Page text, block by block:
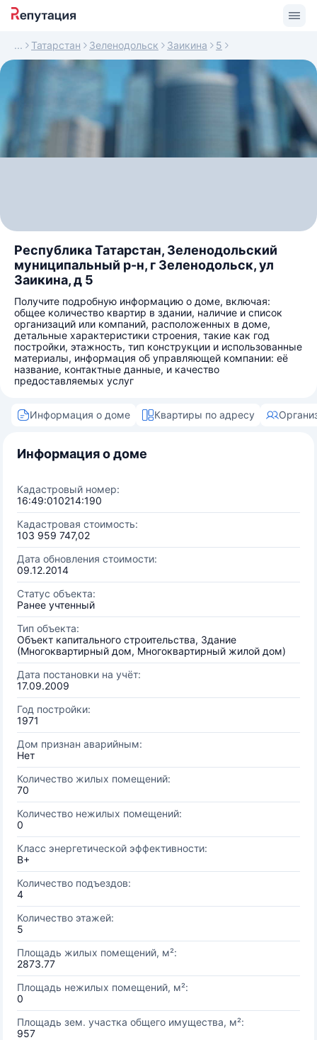
Татарстан Зеленодольск Заикина 5
Республика Татарстан, Зеленодольский
муниципальный р-н, г Зеленодольск, ул
Заикина, д 5
Получите подробную информацию о доме, включая:
общее количество квартир в здании, наличие и список
организаций или компаний, расположенных в доме,
детальные характеристики строения, такие как год
постройки, этажность, тип конструкции и использованные
материалы, информация об управляющей компании: её
название, контактные данные, и качество
предоставляемых услуг
Информация о доме Квартиры по адресу
Информация о доме
Кадастровый номер:
16:49:010214:190
Кадастровая стоимость:
103 959 747,02
Дата обновления стоимости:
09.12.2014
Статус объекта:
Ранее учтенный
Тип объекта:
Объект капитального строительства, Здание
(Многоквартирный дом, Многоквартирный жилой дом)
Дата постановки на учёт:
17.09.2009
Год постройки:
1971
Дом признан аварийным:
Нет
Количество жилых помещений:
70
Количество нежилых помещений:
0
Класс энергетической эффективности:
B+
Количество подъездов:
4
Количество этажей:
5
Площадь жилых помещений, м²:
2873.77
Площадь нежилых помещений, м²:
0
Площадь зем. участка общего имущества, м²:
957